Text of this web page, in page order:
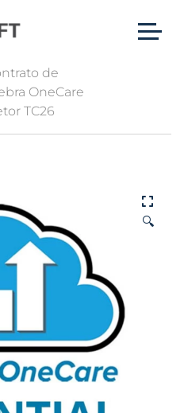
de
OneCare
TC26
🔍